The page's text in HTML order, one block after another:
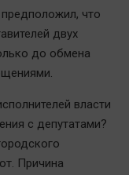
предположил, что
двух
до обмена
власти
с депутатами?
Причина